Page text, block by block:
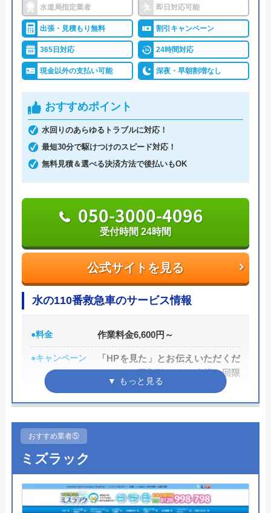
対応エリア 全国33拠点
対応エリア詳
細
足利市のトイレ水漏れ・つまり修理に
駆けつけ対応｜水道局指定業者ハウス
ラボホーム
たとえば、トイレのつまりを専用の器具を使うと、
基本料金3,000円＋作業費7,000円で合計10,000円で
す。見積は0円のため、他社と比較してから依頼す
ることも可能です。
トイレや台所、洗面所、お風呂などの水回りのトラ
ブルで困っている方は、電話連絡をすればすぐにス
タッフが駆け付けてくれます。状況を確認した後で
修理費用の見積もりを提示。修理費用は安心の低価
格ですが、見積もり金額に承諾しない限り作業は開
始されません。勝手に作業が進められること、見積
もり以上の金額を請求をされることもないので安心
公式サイトを見る
028-653-6342
受付時間 8:00～17:00
エムプロの基本情報
運営会社 株式会社エム・プロダクト
創業・設立 平成3年4月設立
対応エリア
（栃木県）宇都宮市、足利市、栃木
市、佐野市、鹿沼市、日光市、小山
水道局指定業者 即日対応可能
出張・見積もり無料 割引キャンペーン
365日対応 24時間対応
現金以外の支払い可能 深夜・早朝割増なし
おすすめポイント
水回りのあらゆるトラブルに対応！
最短30分で駆けつけのスピード対応！
無料見積＆選べる決済方法で後払いもOK
公式サイトを見る
050-3000-4096
受付時間 24時間
水の110番救急車のサービス情報
●料金 作業料金6,600円～
●キャンペーン
「HPを見た」とお伝えいただくだ
けで1,000円割引 ※お一人様一回限
●駆けつけ時間
●受付時間
●定休日
●出張見積もり 無料見積り
●支払い方法
カード支払い、コンビニ、銀行支
おすすめ業者⑤
ミズラック